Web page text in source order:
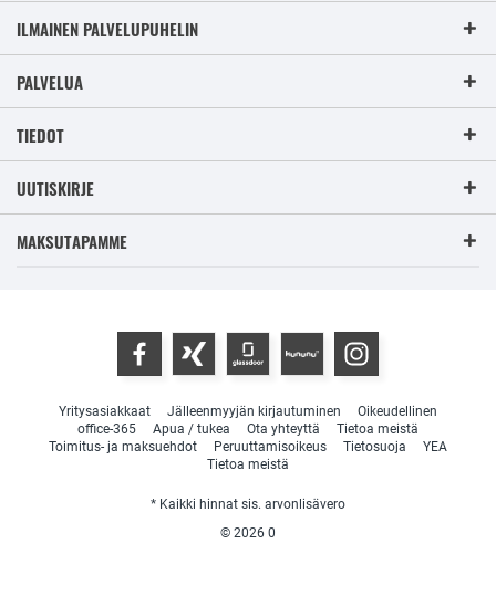
ILMAINEN PALVELUPUHELIN
PALVELUA
TIEDOT
UUTISKIRJE
MAKSUTAPAMME
Yritysasiakkaat Jälleenmyyjän kirjautuminen
Oikeudellinen
office-365
Apua / tukea Ota yhteyttä
Tietoa meistä
Toimitus- ja maksuehdot
Peruuttamisoikeus Tietosuoja
YEA
Tietoa meistä
* Kaikki hinnat sis. arvonlisävero
© 2026 0